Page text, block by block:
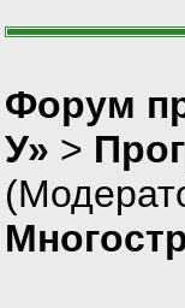
Форум
У» >